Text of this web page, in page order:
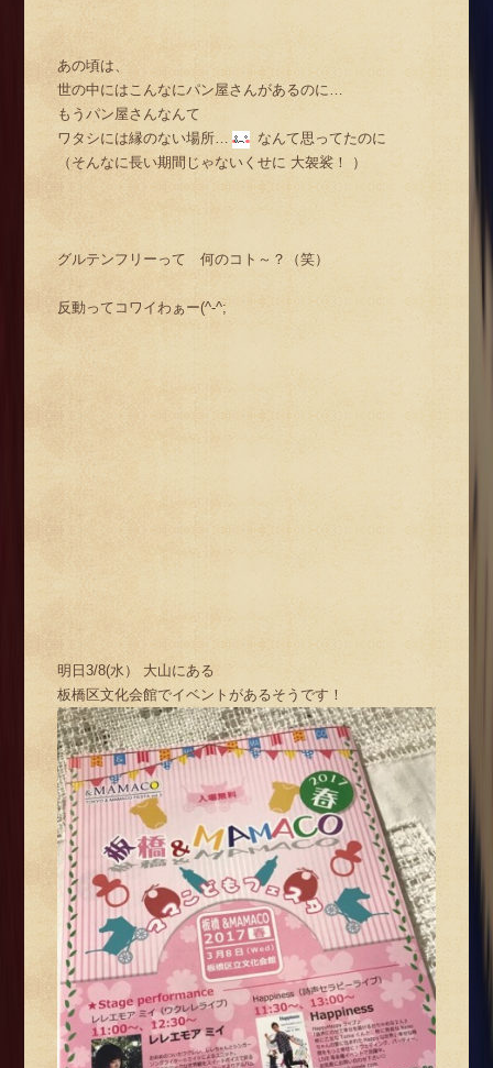
あの頃は、
世の中にはこんなにパン屋さんがあるのに…
もうパン屋さんなんて
ワタシには縁のない場所…
なんて思ってたのに
（そんなに長い期間じゃないくせに 大袈裟！ ）
グルテンフリーって 何のコト～？（笑）
反動ってコワイわぁー(^-^;
明日3/8(水） 大山にある
板橋区文化会館でイベントがあるそうです！